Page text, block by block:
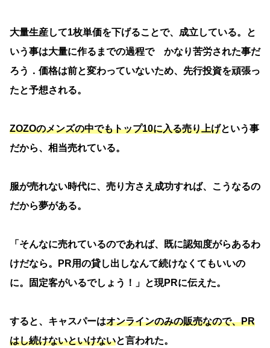
大量生産して1枚単価を下げることで、成立している。と
いう事は大量に作るまでの過程で かなり苦労された事だ
ろう．価格は前と変わっていないため、先行投資を頑張っ
たと予想される。
ZOZOのメンズの中でもトップ10に入る売り上げという事
だから、相当売れている。
服が売れない時代に、売り方さえ成功すれば、こうなるの
だから夢がある。
「そんなに売れているのであれば、既に認知度がらあるわ
けだなら。PR用の貸し出しなんて続けなくてもいいの
に。固定客がいるでしょう！」と現PRに伝えた。
すると、キャスパーはオンラインのみの販売なので、PR
はし続けないといけないと言われた。